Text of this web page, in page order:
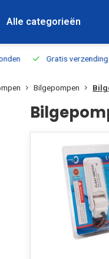
Alle categorieën
Gratis verzending
Bilgepompen